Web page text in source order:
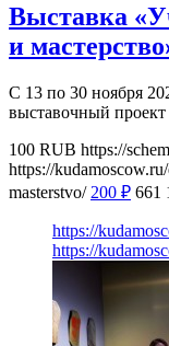
Выставка
и
С 13 по 30 ноября
выставочный
100 RUB https://
https://
masterstvo/ 200 ₽ 661
https://
https://